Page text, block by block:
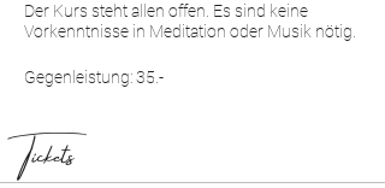
Der Kurs steht allen offen. Es sind keine
Vorkenntnisse in Meditation oder Musik nötig.
Gegenleistung: 35.-
Tickets